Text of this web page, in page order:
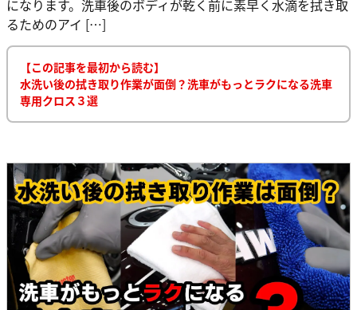
になります。洗車後のボディが乾く前に素早く水滴を拭き取
るためのアイ […]
【この記事を最初から読む】
水洗い後の拭き取り作業が面倒？洗車がもっとラクになる洗車
専用クロス３選